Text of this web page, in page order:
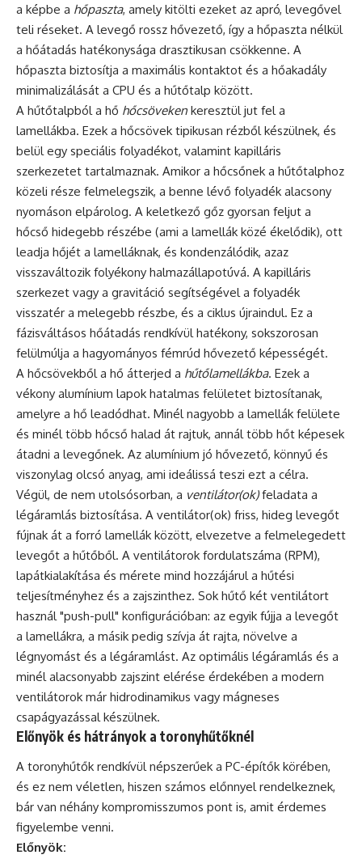
a képbe a hőpaszta, amely kitölti ezeket az apró, levegővel
teli réseket. A levegő rossz hővezető, így a hőpaszta nélkül
a hőátadás hatékonysága drasztikusan csökkenne. A
hőpaszta biztosítja a maximális kontaktot és a hőakadály
minimalizálását a CPU és a hűtőtalp között.
A hűtőtalpból a hő hőcsöveken keresztül jut fel a
lamellákba. Ezek a hőcsövek tipikusan rézből készülnek, és
belül egy speciális folyadékot, valamint kapilláris
szerkezetet tartalmaznak. Amikor a hőcsőnek a hűtőtalphoz
közeli része felmelegszik, a benne lévő folyadék alacsony
nyomáson elpárolog. A keletkező gőz gyorsan feljut a
hőcső hidegebb részébe (ami a lamellák közé ékelődik), ott
leadja hőjét a lamelláknak, és kondenzálódik, azaz
visszaváltozik folyékony halmazállapotúvá. A kapilláris
szerkezet vagy a gravitáció segítségével a folyadék
visszatér a melegebb részbe, és a ciklus újraindul. Ez a
fázisváltásos hőátadás rendkívül hatékony, sokszorosan
felülmúlja a hagyományos fémrúd hővezető képességét.
A hőcsövekből a hő átterjed a hűtőlamellákba. Ezek a
vékony alumínium lapok hatalmas felületet biztosítanak,
amelyre a hő leadódhat. Minél nagyobb a lamellák felülete
és minél több hőcső halad át rajtuk, annál több hőt képesek
átadni a levegőnek. Az alumínium jó hővezető, könnyű és
viszonylag olcsó anyag, ami ideálissá teszi ezt a célra.
Végül, de nem utolsósorban, a ventilátor(ok)feladata a
légáramlás biztosítása. A ventilátor(ok) friss, hideg levegőt
fújnak át a forró lamellák között, elvezetve a felmelegedett
levegőt a hűtőből. A ventilátorok fordulatszáma (RPM),
lapátkialakítása és mérete mind hozzájárul a hűtési
teljesítményhez és a zajszinthez. Sok hűtő két ventilátort
használ "push-pull" konfigurációban: az egyik fújja a levegőt
a lamellákra, a másik pedig szívja át rajta, növelve a
légnyomást és a légáramlást. Az optimális légáramlás és a
minél alacsonyabb zajszint elérése érdekében a modern
ventilátorok már hidrodinamikus vagy mágneses
csapágyazással készülnek.
Előnyök és hátrányok a toronyhűtőknél
A toronyhűtők rendkívül népszerűek a PC-építők körében,
és ez nem véletlen, hiszen számos előnnyel rendelkeznek,
bár van néhány kompromisszumos pont is, amit érdemes
figyelembe venni.
Előnyök: